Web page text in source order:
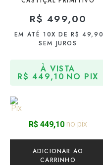
R$ 499,00
EM ATÉ 10X DER$ 49,90
SEM JUROS
À VISTA
R$ 449,10 NO PIX
R$449,10 no pix
ADICIONAR AO
CARRINHO